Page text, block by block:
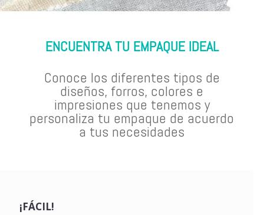
ENCUENTRA TU EMPAQUE IDEAL
Conoce los diferentes tipos de
diseños, forros, colores e
impresiones que tenemos y
personaliza tu empaque de acuerdo
a tus necesidades
¡FÁCIL!